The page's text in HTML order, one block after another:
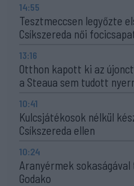
14:55
Tesztmeccsen legyőzte
Csíkszereda női
13:16
Otthon kapott ki az
a Steaua sem tudott
10:41
Kulcsjátékosok nélkül
Csíkszereda ellen
10:24
Aranyérmek
Godako